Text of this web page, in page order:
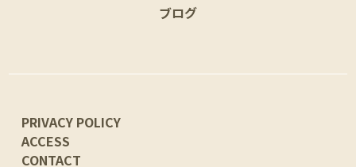
ブログ
PRIVACY POLICY
ACCESS
CONTACT